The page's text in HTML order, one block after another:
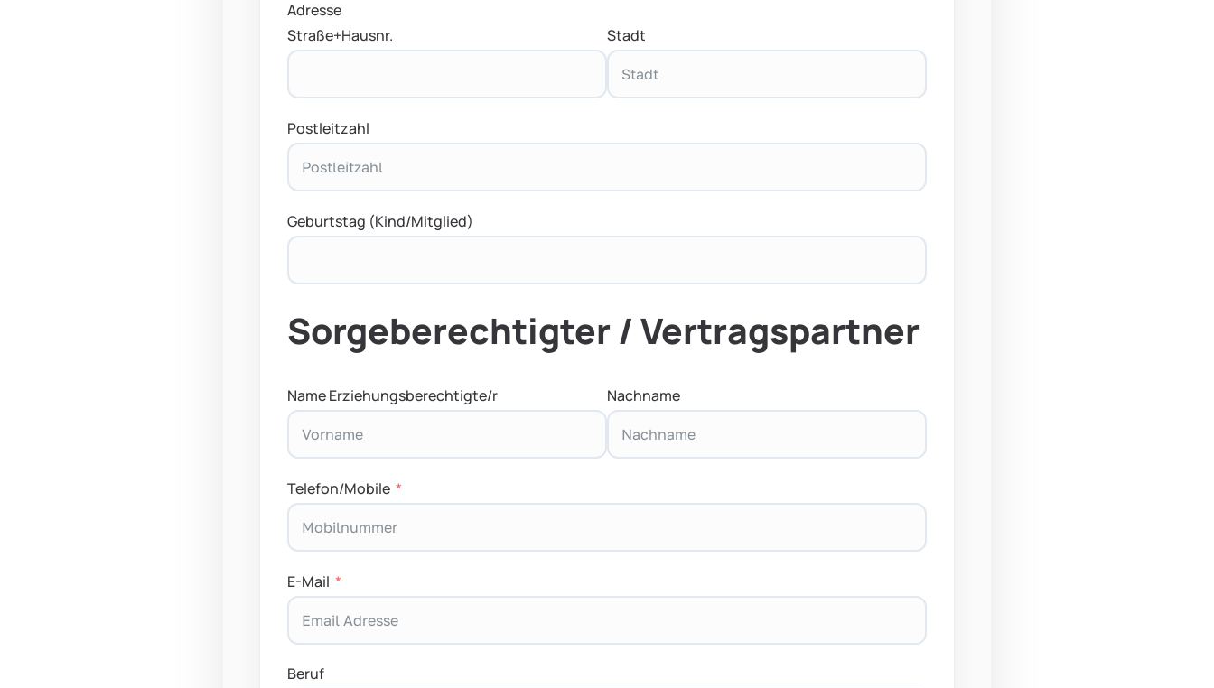
Adresse
Straße+Hausnr.
Stadt
Postleitzahl
Geburtstag (Kind/Mitglied)
Sorgeberechtigter / Vertragspartner
Name Erziehungsberechtigte/r Nachname
Telefon/Mobile
E-Mail
Beruf